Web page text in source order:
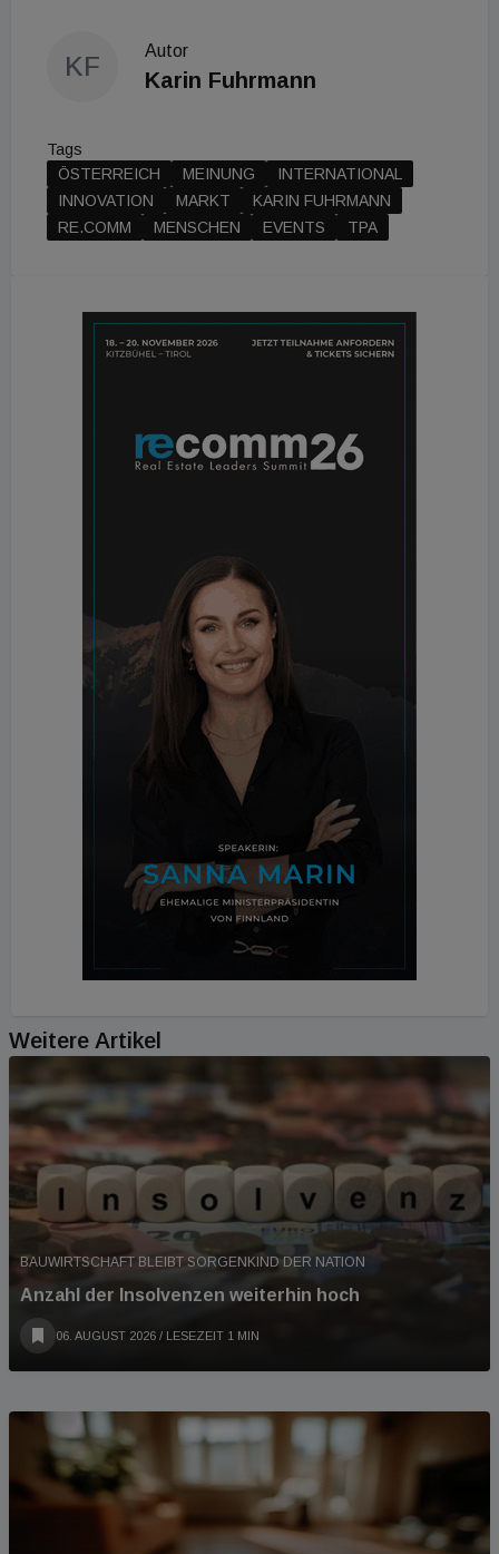
KF
Autor
Karin Fuhrmann
Tags
ÖSTERREICH
MEINUNG
INTERNATIONAL
INNOVATION
MARKT
KARIN FUHRMANN
RE.COMM
MENSCHEN EVENTS TPA
Weitere Artikel
BAUWIRTSCHAFT BLEIBT SORGENKIND DER NATION
Anzahl der Insolvenzen weiterhin hoch
06. AUGUST 2026 / LESEZEIT 1 MIN